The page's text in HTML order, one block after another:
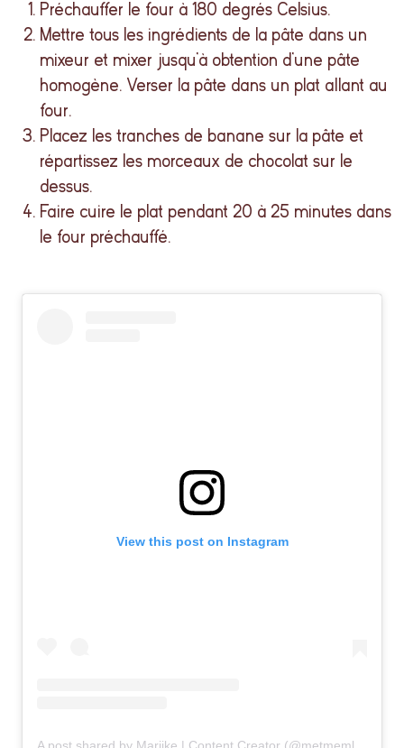
Préchauffer le four à 180 degrés Celsius.
Mettre tous les ingrédients de la pâte dans un
mixeur et mixer jusqu’à obtention d’une pâte
homogène. Verser la pâte dans un plat allant au
four.
Placez les tranches de banane sur la pâte et
répartissez les morceaux de chocolat sur le
dessus.
Faire cuire le plat pendant 20 à 25 minutes dans
le four préchauffé.
View this post on Instagram